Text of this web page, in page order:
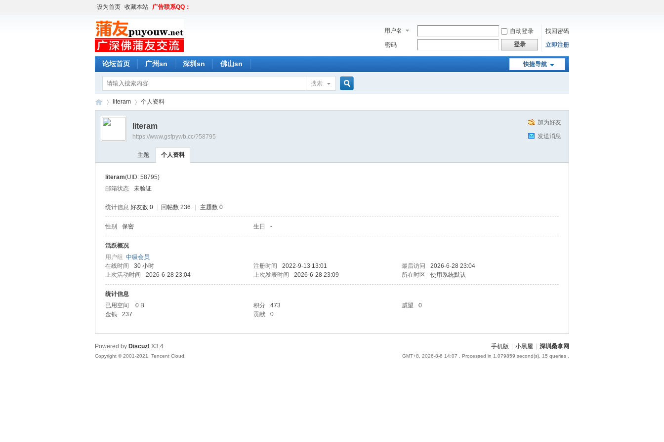
设为首页 收藏本站 广告联系QQ：
用户名 自动登录
找回密码
密码
登录 立即注册
快捷导航
论坛首页 广州sn 深圳sn 佛山sn
搜索
›
literam 个人资料
加为好友
发送消息
literam
https://www.gsfpywb.cc/?58795
主题 个人资料
literam(UID: 58795)
邮箱状态
未验证
统计信息 好友数 0 回帖数 236 主题数 0
性别 保密 生日 -
活跃概况
用户组 中级会员
在线时间
30 小时 注册时间 2022-9-13 13:01 最后访问
2026-6-28 23:04
上次活动时间
2026-6-28 23:04 上次发表时间 2026-6-28 23:09 所在时区 使用系统默认
统计信息
已用空间
0 B 积分 473 威望
0
金钱
237 贡献 0
手机版 小黑屋 深圳桑拿网
GMT+8, 2026-8-6 14:07 , Processed in 1.079859 second(s), 15 queries .
Powered by Discuz! X3.4
Copyright © 2001-2021, Tencent Cloud.